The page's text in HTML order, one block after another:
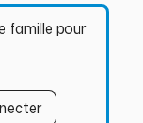
famille pour